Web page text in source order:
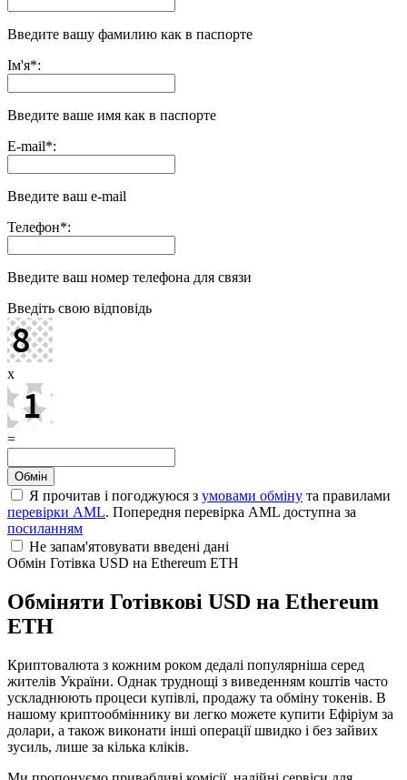
Введите вашу фамилию как в паспорте
Ім'я*:
Введите ваше имя как в паспорте
E-mail*:
Введите ваш e-mail
Телефон*:
Введите ваш номер телефона для связи
Введіть свою відповідь
x
=
Я прочитав і погоджуюся з умовами обміну та правилами
перевірки AML. Попередня перевірка AML доступна за
посиланням
Не запам'ятовувати введені дані
Обмін Готівка USD на Ethereum ETH
Обміняти Готівкові USD на Ethereum
ETH
Криптовалюта з кожним роком дедалі популярніша серед
жителів України. Однак труднощі з виведенням коштів часто
ускладнюють процеси купівлі, продажу та обміну токенів. В
нашому криптообміннику ви легко можете купити Ефіріум за
долари, а також виконати інші операції швидко і без зайвих
зусиль, лише за кілька кліків.